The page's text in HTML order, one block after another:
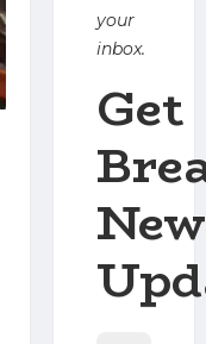
your
inbox.
Get